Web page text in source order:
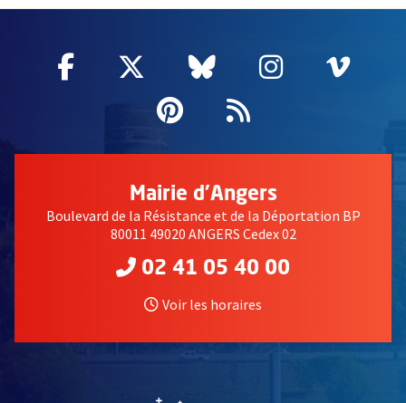
Facebook
, Ouvre une nouvelle fenêtre
Twitter
, Ouvre une nouvelle
Bluesky
, Ouvre une
Instagram
, Ouvre
,
Pinterest
, Ouvre une
Flux RSS
Mairie d'Angers
Boulevard de la Résistance et de la Déportation BP
80011 49020 ANGERS Cedex 02
02 41 05 40 00
Voir les horaires